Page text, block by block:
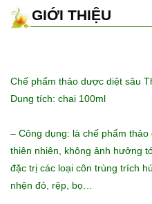
GIỚI THIỆU
Chế phẩm thảo dược diệt sâu
Dung tích: chai 100ml
– Công dụng: là chế phẩm
thiên nhiên, không ảnh hưởng
đặc trị các loại côn trùng trích
nhện đỏ, rệp, bọ…